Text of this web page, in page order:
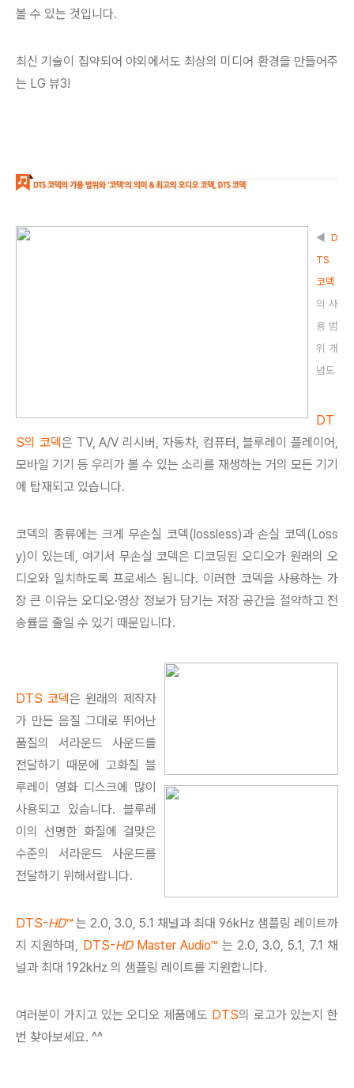
볼 수 있는 것입니다.
최신 기술이 집약되어 야외에서도 최상의 미디어 환경을 만들어주
는 LG 뷰3!
◀ D
TS
코덱
의 사
용 범
위 개
념도
DT
S의 코덱은 TV, A/V 리시버, 자동차, 컴퓨터, 블루레이 플레이어,
모바일 기기 등 우리가 볼 수 있는 소리를 재생하는 거의 모든 기기
에 탑재되고 있습니다.
코덱의 종류에는 크게 무손실 코덱(lossless)과 손실 코덱(Loss
y)이 있는데, 여기서 무손실 코덱은 디코딩된 오디오가 원래의 오
디오와 일치하도록 프로세스 됩니다. 이러한 코덱을 사용하는 가
장 큰 이유는 오디오·영상 정보가 담기는 저장 공간을 절약하고 전
송률을 줄일 수 있기 때문입니다.
DTS 코덱은 원래의 제작자
가 만든 음질 그대로 뛰어난
품질의 서라운드 사운드를
전달하기 때문에 고화질 블
루레이 영화 디스크에 많이
사용되고 있습니다. 블루레
이의 선명한 화질에 걸맞은
수준의 서라운드 사운드를
전달하기 위해서랍니다.
DTS-HD™ 는 2.0, 3.0, 5.1 채널과 최대 96kHz 샘플링 레이트까
지 지원하며, DTS-HDMaster Audio™ 는 2.0, 3.0, 5.1, 7.1 채
널과 최대 192kHz 의 샘플링 레이트를 지원합니다.
여러분이 가지고 있는 오디오 제품에도 DTS의 로고가 있는지 한
번 찾아보세요. ^^